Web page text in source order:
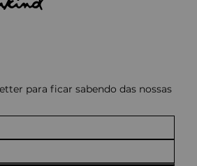
para ficar sabendo das nossas